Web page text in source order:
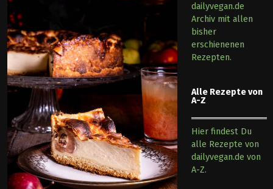
dailyvegan.de
Archiv mit allen
bisher
erschienenen
Rezepten.
Alle Rezepte von
A-Z
Hier findest Du
alle Rezepte von
dailyvegan.de von
A-Z.